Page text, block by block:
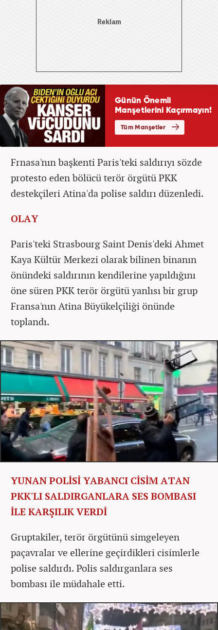
Frnasa'nın başkenti Paris'teki saldırıyı sözde
protesto eden bölücü terör örgütü PKK
destekçileri Atina'da polise saldırı düzenledi.
OLAY
Paris'teki Strasbourg Saint Denis'deki Ahmet
Kaya Kültür Merkezi olarak bilinen binanın
önündeki saldırının kendilerine yapıldığını
öne süren PKK terör örgütü yanlısı bir grup
Fransa'nın Atina Büyükelçiliği önünde
toplandı.
YUNAN POLİSİ YABANCI CİSİM ATAN
PKK'LI SALDIRGANLARA SES BOMBASI
İLE KARŞILIK VERDİ
Gruptakiler, terör örgütünü simgeleyen
paçavralar ve ellerine geçirdikleri cisimlerle
polise saldırdı. Polis saldırganlara ses
bombası ile müdahale etti.